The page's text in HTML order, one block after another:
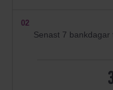
02
Senast 7